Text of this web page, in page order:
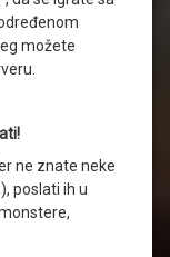
možete
ne znate neke
poslati ih u